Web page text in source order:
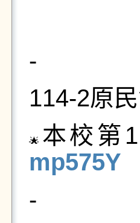
-
114-2原
本校第
mp575Y
-